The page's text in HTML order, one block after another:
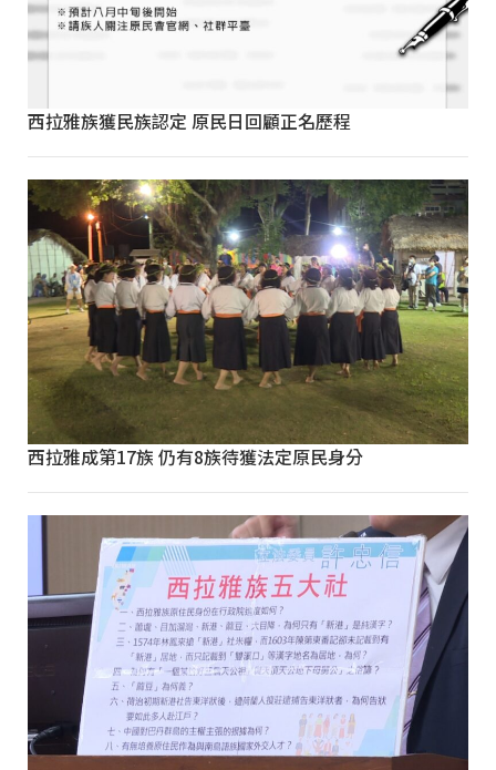
西拉雅族獲民族認定 原民日回顧正名歷程
西拉雅成第17族 仍有8族待獲法定原民身分